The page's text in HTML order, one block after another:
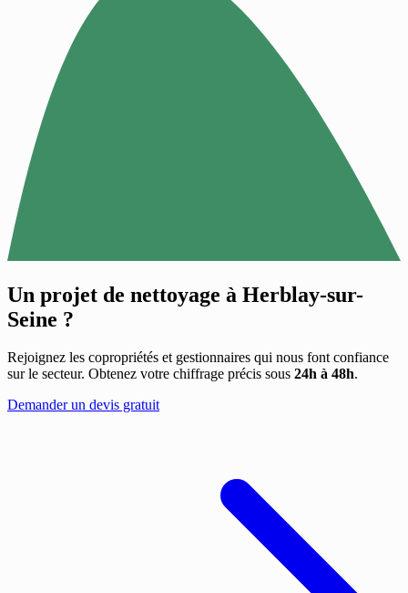
Un projet de nettoyage à Herblay-sur-
Seine ?
Rejoignez les copropriétés et gestionnaires qui nous font confiance
sur le secteur. Obtenez votre chiffrage précis sous 24h à 48h.
Demander un devis gratuit